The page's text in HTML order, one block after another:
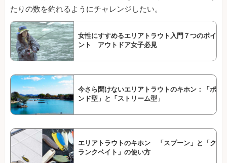
たりの数を釣れるようにチャレンジしたい。
女性にすすめるエリアトラウト入門７つのポイ
ント アウトドア女子必見
今さら聞けないエリアトラウトのキホン：「ポ
ンド型」と「ストリーム型」
エリアトラウトのキホン 「スプーン」と「ク
ランクベイト」の使い方